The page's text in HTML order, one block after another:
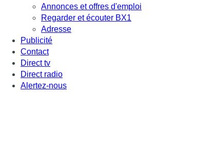
Annonces et offres d'emploi
Regarder et écouter BX1
Adresse
Publicité
Contact
Direct tv
Direct radio
Alertez-nous